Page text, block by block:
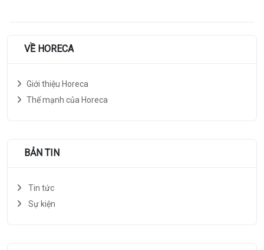
VỀ HORECA
Giới thiệu Horeca
Thế mạnh của Horeca
BẢN TIN
Tin tức
Sự kiện